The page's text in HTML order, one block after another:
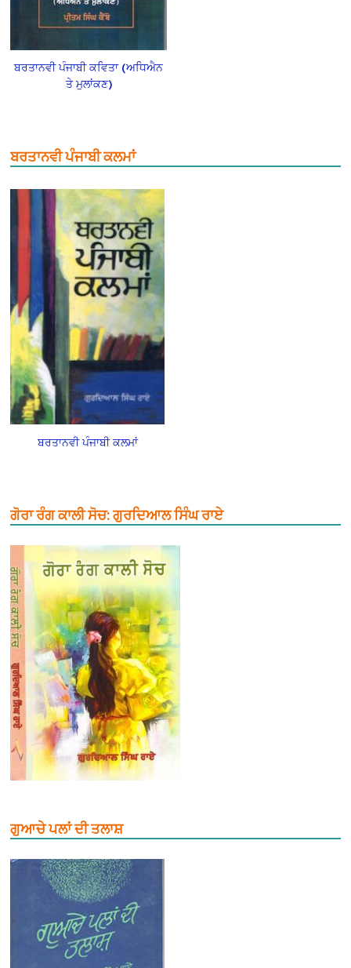
ਬਰਤਾਨਵੀ ਪੰਜਾਬੀ ਕਵਿਤਾ (ਅਧਿਐਨ
ਤੇ ਮੁਲਾਂਕਣ)
ਬਰਤਾਨਵੀ ਪੰਜਾਬੀ ਕਲਮਾਂ
ਬਰਤਾਨਵੀ ਪੰਜਾਬੀ ਕਲਮਾਂ
ਗੋਰਾ ਰੰਗ ਕਾਲੀ ਸੋਚ: ਗੁਰਦਿਆਲ ਸਿੰਘ ਰਾਏ
ਗੁਆਚੇ ਪਲਾਂ ਦੀ ਤਲਾਸ਼